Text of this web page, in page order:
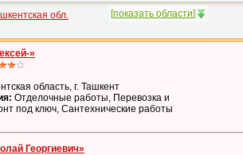
[показать области]
обл.
»
область, г. Ташкент
Отделочные работы, Перевозка и
под ключ, Сантехнические работы
Георгиевич»